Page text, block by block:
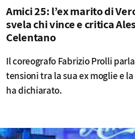
Amici 25: l’ex marito di
svela chi vince e critica
Celentano
Il coreografo Fabrizio Prolli
tensioni tra la sua ex moglie e
ha dichiarato.